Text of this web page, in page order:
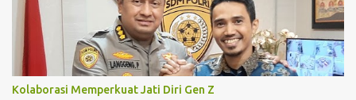
Kolaborasi Memperkuat Jati Diri Gen Z